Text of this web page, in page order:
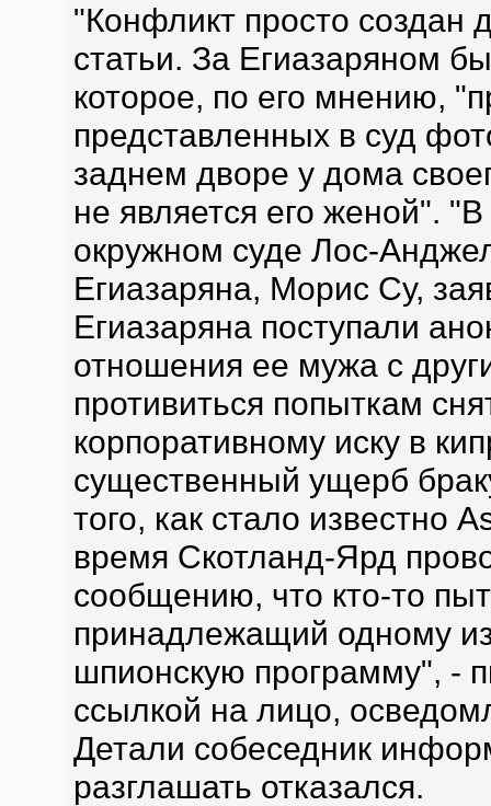
"Конфликт просто создан
статьи. За Егиазаряном
которое, по его мнению,
представленных в суд
заднем дворе у дома
не является его женой".
окружном суде Лос-
Егиазаряна, Морис Су,
Егиазаряна поступали
отношения ее мужа с
противиться попыткам
корпоративному иску в
существенный ущерб
того, как стало известно
время Скотланд-Ярд
сообщению, что кто-то
принадлежащий одному
шпионскую программу", -
ссылкой на лицо,
Детали собеседник
разглашать отказался.